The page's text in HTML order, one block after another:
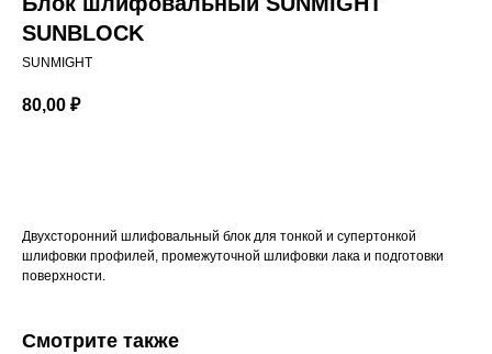
SUNBLOCK
SUNMIGHT
80,00 ₽
Двухсторонний шлифовальный блок для тонкой и супертонкой
шлифовки профилей, промежуточной шлифовки лака и подготовки
поверхности.
Смотрите также